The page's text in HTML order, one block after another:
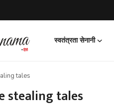
स्वतंत्रता सेनानी
Register
tales
stealing tales